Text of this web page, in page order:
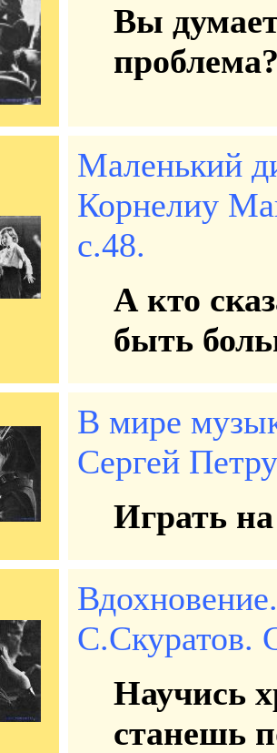
Вы
Маленький
Корнелиу
с.48.
А кто
быть
В мире
Сергей
Играть
Вдохновение.
С.Скуратов.
Научись
станешь